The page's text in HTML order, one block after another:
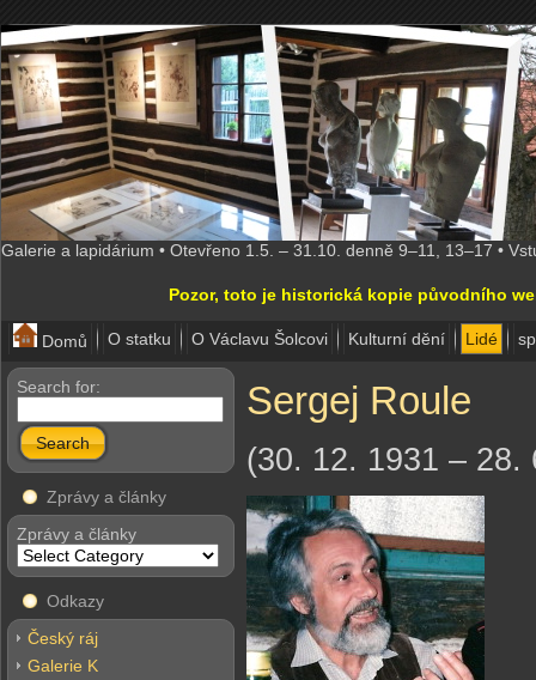
Galerie a lapidárium • Otevřeno 1.5. – 31.10. denně 9–11, 13–17 •
Pozor, toto je historická kopie původního
Domů O statku O Václavu Šolcovi Kulturní dění Lidé
Search for:
Search
Zprávy a články
Zprávy a články
Odkazy
Český ráj
Galerie K
Sergej Roule
(30. 12. 1931 – 28.